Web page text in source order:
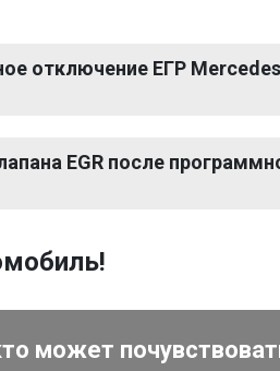
отключение ЕГР Mercedes
EGR после
может